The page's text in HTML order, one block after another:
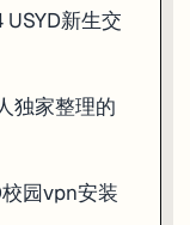
群；
用指南；
课程资料；
新生交
独家整理的
园vpn安装